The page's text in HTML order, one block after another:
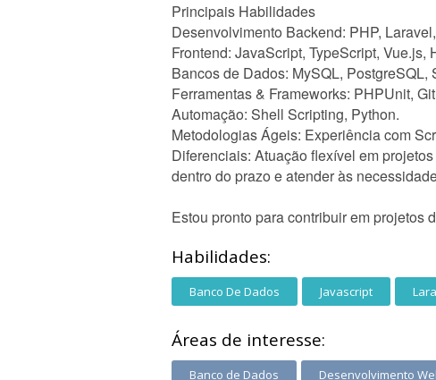
Principais Habilidades
Desenvolvimento Backend: PHP,
Frontend: JavaScript, TypeScript, Vue.js,
Bancos de Dados: MySQL, PostgreSQL,
Ferramentas & Frameworks: PHPUnit,
Automação: Shell Scripting, Python.
Metodologias Ágeis: Experiência com
Diferenciais: Atuação flexível em
dentro do prazo e atender às
Estou pronto para contribuir em projetos
Habilidades:
Banco De Dados Javascript
Áreas de interesse:
Banco de Dados Desenvolvimento